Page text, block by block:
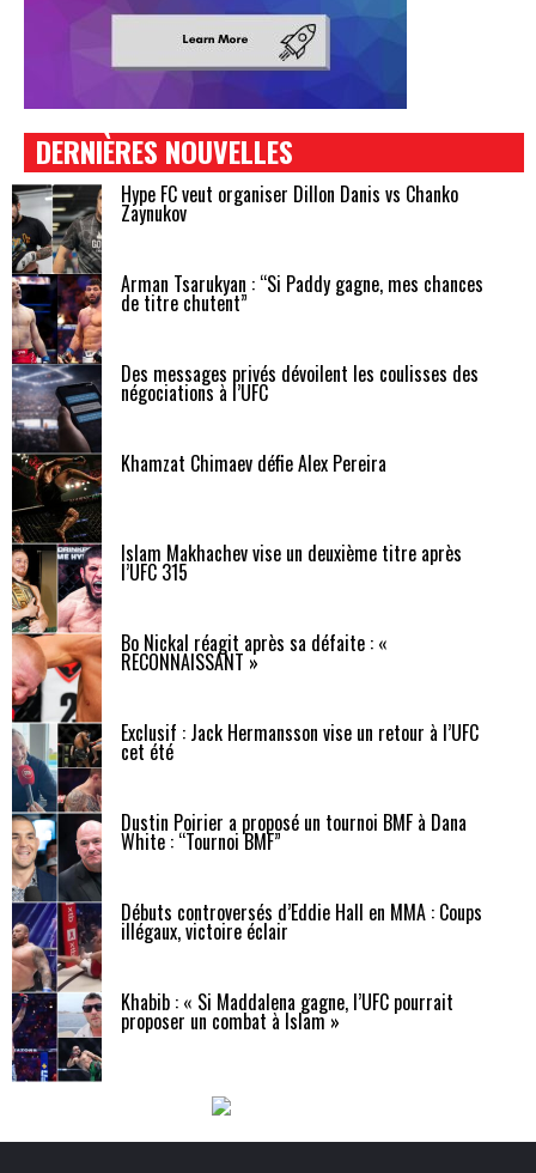
DERNIÈRES NOUVELLES
Hype FC veut organiser Dillon Danis vs Chanko
Zaynukov
Arman Tsarukyan : “Si Paddy gagne, mes chances
de titre chutent”
Des messages privés dévoilent les coulisses des
négociations à l’UFC
Khamzat Chimaev défie Alex Pereira
Islam Makhachev vise un deuxième titre après
l’UFC 315
Bo Nickal réagit après sa défaite : «
RECONNAISSANT »
Exclusif : Jack Hermansson vise un retour à l’UFC
cet été
Dustin Poirier a proposé un tournoi BMF à Dana
White : “Tournoi BMF”
Débuts controversés d’Eddie Hall en MMA : Coups
illégaux, victoire éclair
Khabib : « Si Maddalena gagne, l’UFC pourrait
proposer un combat à Islam »